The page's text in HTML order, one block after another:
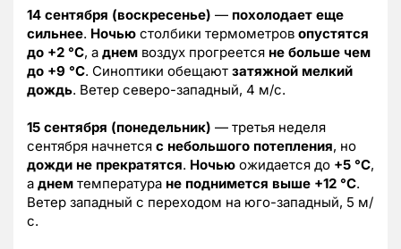
14 сентября (воскресенье) — похолодает еще
сильнее. Ночью столбики термометров опустятся
до +2 °C, а днем воздух прогреется не больше чем
до +9 °C. Синоптики обещают затяжной мелкий
дождь. Ветер северо-западный, 4 м/с.
15 сентября (понедельник) — третья неделя
сентября начнется с небольшого потепления, но
дожди не прекратятся. Ночью ожидается до +5 °C,
а днем температура не поднимется выше +12 °C.
Ветер западный с переходом на юго-западный, 5 м/
с.